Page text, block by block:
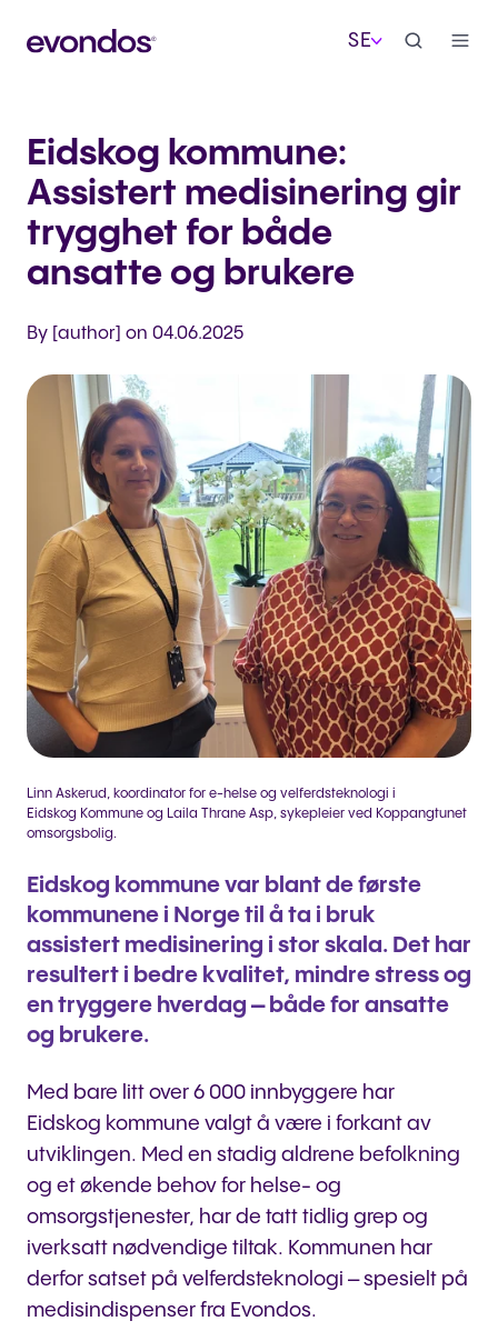
SE
Eidskog kommune:
Assistert medisinering gir
trygghet for både
ansatte og brukere
By [author] on 04.06.2025
Linn Askerud, koordinator for e-helse og velferdsteknologi i
Eidskog Kommune og Laila Thrane Asp, sykepleier ved Koppangtunet
omsorgsbolig.
Eidskog kommune var blant de første
kommunene i Norge til å ta i bruk
assistert medisinering i stor skala. Det har
resultert i bedre kvalitet, mindre stress og
en tryggere hverdag – både for ansatte
og brukere.
Med bare litt over 6 000 innbyggere har
Eidskog kommune valgt å være i forkant av
utviklingen. Med en stadig aldrene befolkning
og et økende behov for helse- og
omsorgstjenester, har de tatt tidlig grep og
iverksatt nødvendige tiltak. Kommunen har
derfor satset på velferdsteknologi – spesielt på
medisindispenser fra Evondos.